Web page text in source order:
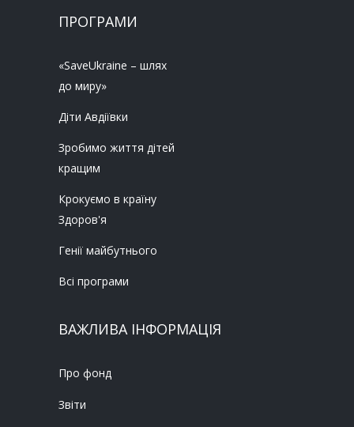
ПРОГРАМИ
«SaveUkraine – шлях
до миру»
Діти Авдіївки
Зробимо життя дітей
кращим
Крокуємо в країну
Здоров'я
Генії майбутнього
Всі програми
ВАЖЛИВА ІНФОРМАЦІЯ
Про фонд
Звіти